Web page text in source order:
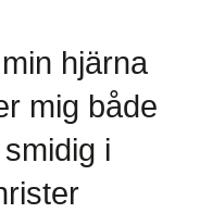
hjärna
mig både
i